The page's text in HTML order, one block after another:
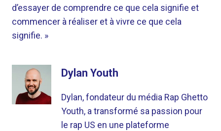
d’essayer de comprendre ce que cela signifie et
commencer à réaliser et à vivre ce que cela
signifie. »
Dylan Youth
Dylan, fondateur du média Rap Ghetto
Youth, a transformé sa passion pour
le rap US en une plateforme